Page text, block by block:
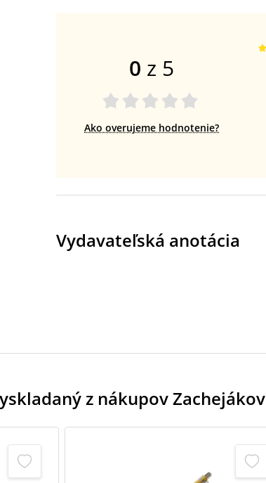
0 z 5
Ako overujeme hodnotenie?
Vydavateľská anotácia
z nákupov Zachejákov